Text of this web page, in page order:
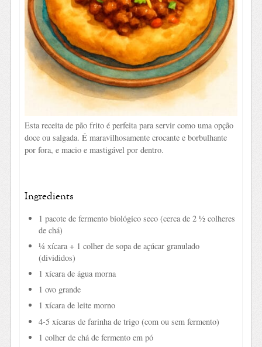
Esta receita de pão frito é perfeita para servir como uma opção
doce ou salgada. É maravilhosamente crocante e borbulhante
por fora, e macio e mastigável por dentro.
Ingredients
1 pacote de fermento biológico seco (cerca de 2 ½ colheres
de chá)
¼ xícara + 1 colher de sopa de açúcar granulado
(divididos)
1 xícara de água morna
1 ovo grande
1 xícara de leite morno
4-5 xícaras de farinha de trigo (com ou sem fermento)
1 colher de chá de fermento em pó